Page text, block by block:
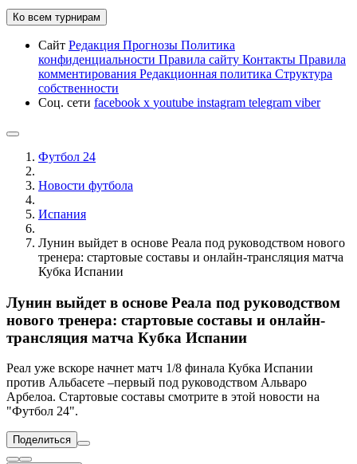
Ко всем турнирам
Сайт Редакция Прогнозы Политика
конфиденциальности Правила сайту Контакты Правила
комментирования Редакционная политика Структура
собственности
Соц. сети facebook x youtube instagram telegram viber
Футбол 24
Новости футбола
Испания
Лунин выйдет в основе Реала под руководством нового
тренера: стартовые составы и онлайн-трансляция матча
Кубка Испании
Лунин выйдет в основе Реала под руководством
нового тренера: стартовые составы и онлайн-
трансляция матча Кубка Испании
Реал уже вскоре начнет матч 1/8 финала Кубка Испании
против Альбасете –первый под руководством Альваро
Арбелоа. Стартовые составы смотрите в этой новости на
"Футбол 24".
Поделиться